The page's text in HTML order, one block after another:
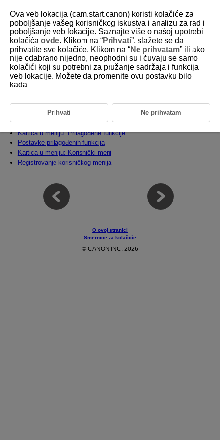
D180-233
Prilagođene funkcije/Korisnički
meni
funkcije tastera i birača u skladu sa vašim potrebama pri snimanju.
Takođe možete dodati često korišćene postavke iz menija i prilagođene
Kartica u meniju: Prilagođene funkcije
Postavke prilagođenih funkcija
Kartica u meniju: Korisnički meni
Registrovanje korisničkog menija
O ovoj stranici
Smernice za kolačiće
© CANON INC. 2026
Ova veb lokacija (cam.start.canon) koristi kolačiće za
poboljšanje vašeg korisničkog iskustva i analizu za rad i
poboljšanje veb lokacije. Saznajte više o našoj upotrebi
kolačića ovde. Klikom na “Prihvati”, slažete se da
prihvatite sve kolačiće. Klikom na “Ne prihvatam” ili ako
nije odabrano nijedno, neophodni su i čuvaju se samo
kolačići koji su potrebni za pružanje sadržaja i funkcija
veb lokacije. Možete da promenite ovu postavku bilo
kada.
Prihvati Ne prihvatam